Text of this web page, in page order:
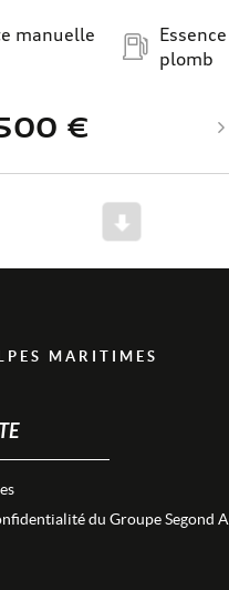
manuelle
plomb
€
MARITIMES
du Groupe Segond
Scroll